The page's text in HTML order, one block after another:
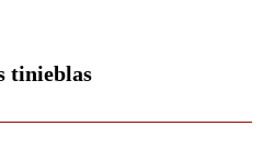
tinieblas